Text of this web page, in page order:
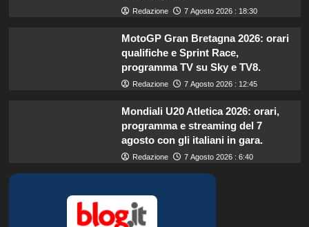
Redazione 7 Agosto 2026 : 18:30
MotoGP Gran Bretagna 2026: orari
qualifiche e Sprint Race,
programma TV su Sky e TV8.
Redazione 7 Agosto 2026 : 12:45
Mondiali U20 Atletica 2026: orari,
programma e streaming del 7
agosto con gli italiani in gara.
Redazione 7 Agosto 2026 : 6:40